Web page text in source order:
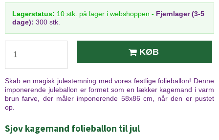
Lagerstatus: 10 stk. på lager i webshoppen - Fjernlager (3-5
dage): 300 stk.
KØB
Skab en magisk julestemning med vores festlige folieballon! Denne
imponerende juleballon er formet som en lækker kagemand i varm
brun farve, der måler imponerende 58x86 cm, når den er pustet
op.
Sjov kagemand folieballon til jul